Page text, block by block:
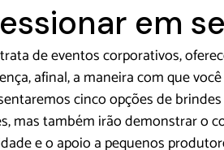
em
de eventos corporativos,
afinal, a maneira com que
cinco opções de
mas também irão demonstrar o
e o apoio a pequenos